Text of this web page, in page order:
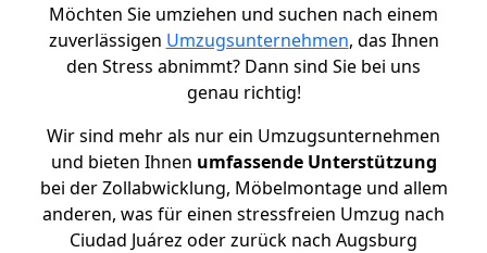
Möchten Sie umziehen und suchen nach einem
zuverlässigen Umzugsunternehmen, das Ihnen
den Stress abnimmt? Dann sind Sie bei uns
genau richtig!
Wir sind mehr als nur ein Umzugsunternehmen
und bieten Ihnen umfassende Unterstützung
bei der Zollabwicklung, Möbelmontage und allem
anderen, was für einen stressfreien Umzug nach
Ciudad Juárez oder zurück nach Augsburg